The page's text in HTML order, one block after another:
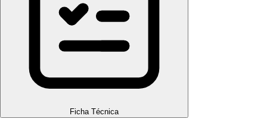
Ficha Técnica